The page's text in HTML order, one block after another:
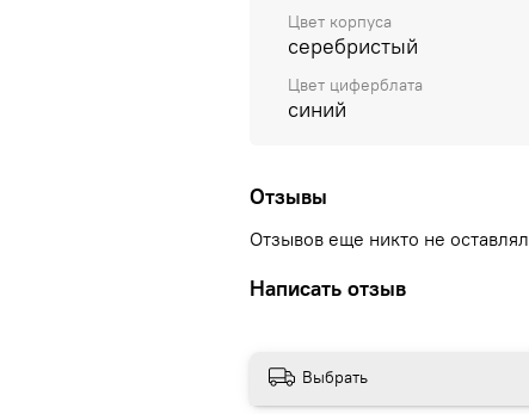
Цвет корпуса
серебристый
Цвет циферблата
синий
Отзывы
Отзывов еще никто не оставлял
Написать отзыв
Выбрать